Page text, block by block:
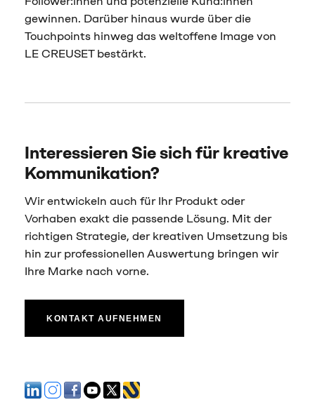
gewinnen. Darüber hinaus wurde über die
Touchpoints hinweg das weltoffene Image von
LE CREUSET bestärkt.
Interessieren Sie sich für kreative
Kommunikation?
Wir entwickeln auch für Ihr Produkt oder
Vorhaben exakt die passende Lösung. Mit der
richtigen Strategie, der kreativen Umsetzung bis
hin zur professionellen Auswertung bringen wir
Ihre Marke nach vorne.
KONTAKT AUFNEHMEN